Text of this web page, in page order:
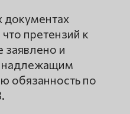
документах
претензий к
заявлено и
надлежащим
обязанность по